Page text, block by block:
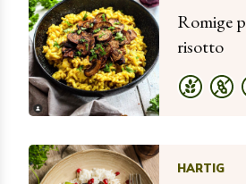
Romige
risotto
HARTIG